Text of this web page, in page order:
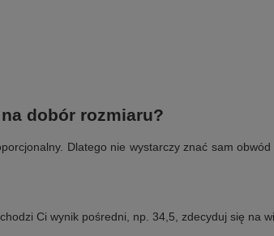
dobór rozmiaru?
Dlatego nie wystarczy znać sam
Ci wynik pośredni, np. 34,5, zdecyduj się na